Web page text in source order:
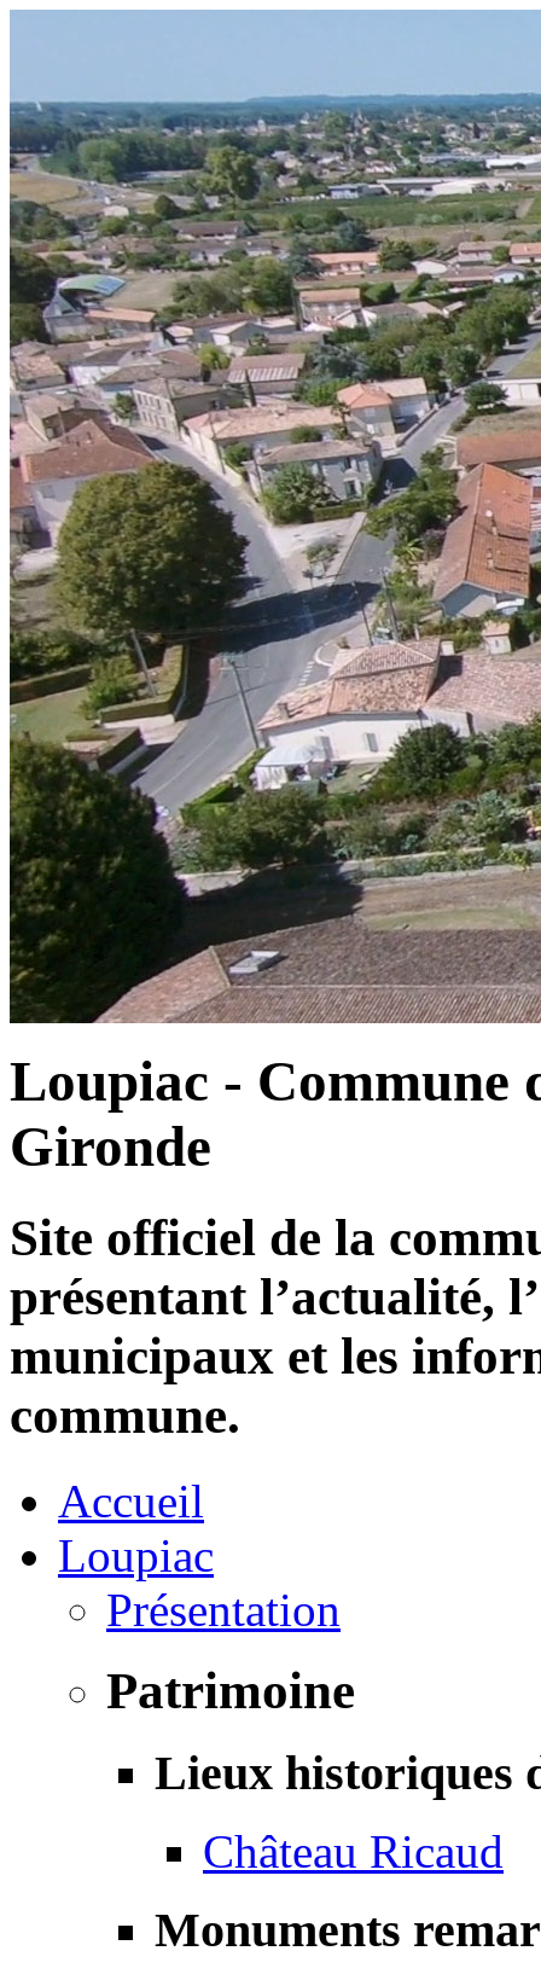
Loupiac - Commune
Gironde
Site officiel de la
présentant l’actualité,
municipaux et les
commune.
Accueil
Loupiac
Présentation
Patrimoine
Lieux historiques
Château Ricaud
Monuments